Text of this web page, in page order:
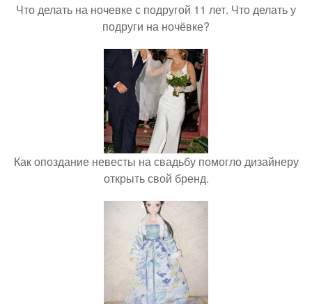
Что делать на ночевке с подругой 11 лет. Что делать у
подруги на ночёвке?
Как опоздание невесты на свадьбу помогло дизайнеру
открыть свой бренд.